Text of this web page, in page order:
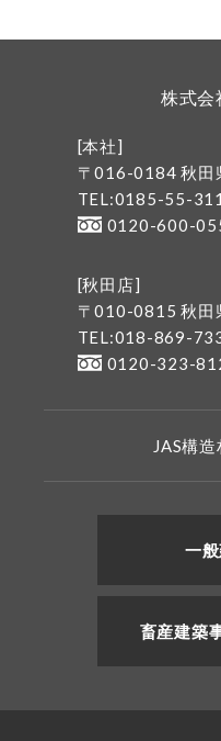
株式会
[本社]
〒016-0184 秋田
TEL:0185-55-
0120-600-
[秋田店]
〒010-0815 秋田
TEL:018-869-
0120-323-
JAS構
一
畜産建築